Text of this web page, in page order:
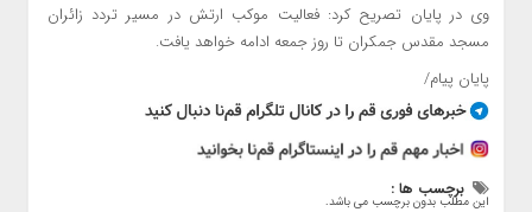
وی در پایان تصریح کرد: فعالیت موکب ارتش در مسیر تردد زائران
مسجد مقدس جمکران تا روز جمعه ادامه خواهد یافت.
پایان پیام/
برچسب ها :
این مطلب بدون برچسب می باشد.